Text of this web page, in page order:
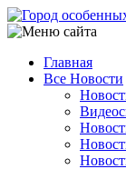
Перейти
к
содержанию
Main
navigation
Главная
Все Новости